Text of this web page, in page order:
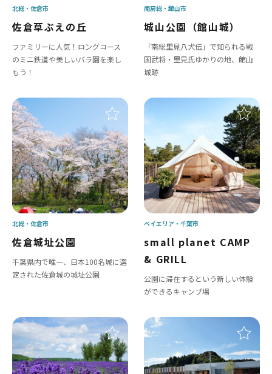
佐倉草ぶえの丘
ファミリーに人気！ロングコース
のミニ鉄道や美しいバラ園を楽し
もう！
北総 佐倉市
城山公園（館山城）
「南総里見八犬伝」で知られる戦
国武将・里見氏ゆかりの地、館山
城跡
南房総 館山市
佐倉城址公園
千葉県内で唯一、日本100名城に選
定された佐倉城の城址公園
北総 佐倉市
small planet CAMP
& GRILL
公園に滞在するという新しい体験
ができるキャンプ場
ベイエリア 千葉市